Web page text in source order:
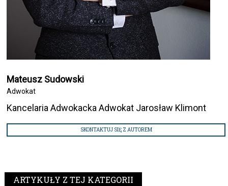
Mateusz Sudowski
Adwokat
Kancelaria Adwokacka Adwokat Jarosław Klimont
SKONTAKTUJ SIĘ Z AUTOREM
ARTYKUŁY Z TEJ KATEGORII